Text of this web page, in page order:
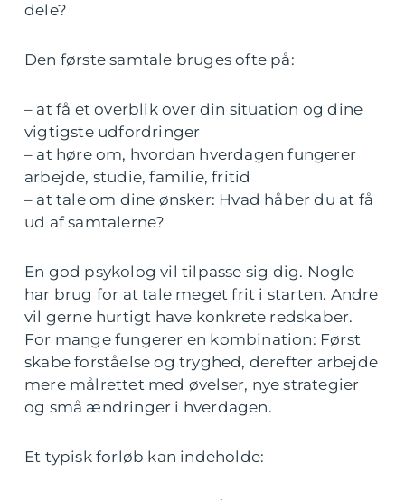
dele?
Den første samtale bruges ofte på:
– at få et overblik over din situation og dine
vigtigste udfordringer
– at høre om, hvordan hverdagen fungerer
arbejde, studie, familie, fritid
– at tale om dine ønsker: Hvad håber du at få
ud af samtalerne?
En god psykolog vil tilpasse sig dig. Nogle
har brug for at tale meget frit i starten. Andre
vil gerne hurtigt have konkrete redskaber.
For mange fungerer en kombination: Først
skabe forståelse og tryghed, derefter arbejde
mere målrettet med øvelser, nye strategier
og små ændringer i hverdagen.
Et typisk forløb kan indeholde: